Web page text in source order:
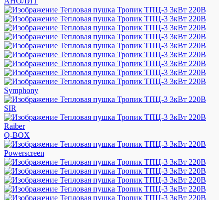
Symphony
SIR
Raiber
Q-BOX
Powerscreen